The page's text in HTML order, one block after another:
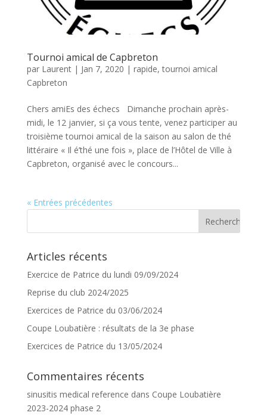
Tournoi amical de Capbreton
par Laurent| Jan 7, 2020 | rapide,tournoi amical
Capbreton
Chers amiEs des échecs Dimanche prochain après-
midi, le 12 janvier, si ça vous tente, venez participer au
troisième tournoi amical de la saison au salon de thé
littéraire « Il é’thé une fois », place de l’Hôtel de Ville à
Capbreton, organisé avec le concours...
« Entrées précédentes
Articles récents
Exercice de Patrice du lundi 09/09/2024
Reprise du club 2024/2025
Exercices de Patrice du 03/06/2024
Coupe Loubatière : résultats de la 3e phase
Exercices de Patrice du 13/05/2024
Commentaires récents
sinusitis medical reference dans Coupe Loubatière
2023-2024 phase 2